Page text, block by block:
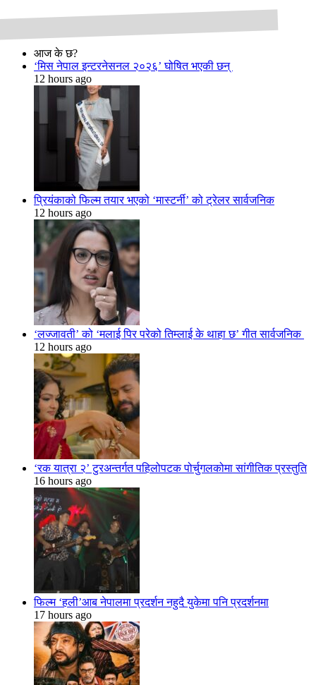
आज के छ?
‘मिस नेपाल इन्टरनेसनल २०२६’ घोषित भएकी छन्
12 hours ago
प्रियंकाको फिल्म तयार भएको ‘मास्टर्नी’ को ट्रेलर सार्वजनिक
12 hours ago
‘लज्जावती’ को ‘मलाई पिर परेको तिम्लाई के थाहा छ’ गीत सार्वजनिक
12 hours ago
‘रक यात्रा २’ टुरअन्तर्गत पहिलोपटक पोर्चुगलकोमा सांगीतिक प्रस्तुति
16 hours ago
फिल्म ‘हली’आब नेपालमा प्रदर्शन नहुदै युकेमा पनि प्रदर्शनमा
17 hours ago